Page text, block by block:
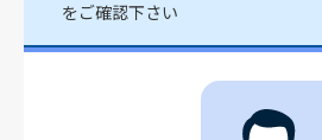
をご確認下さい